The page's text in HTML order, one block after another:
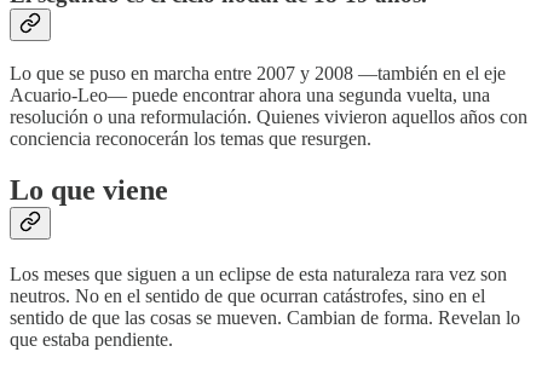
Lo que se puso en marcha entre 2007 y 2008 —también en el eje
Acuario-Leo— puede encontrar ahora una segunda vuelta, una
resolución o una reformulación. Quienes vivieron aquellos años con
conciencia reconocerán los temas que resurgen.
Lo que viene
Los meses que siguen a un eclipse de esta naturaleza rara vez son
neutros. No en el sentido de que ocurran catástrofes, sino en el
sentido de que las cosas se mueven. Cambian de forma. Revelan lo
que estaba pendiente.